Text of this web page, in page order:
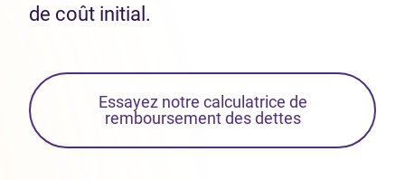
de coût initial.
Essayez notre calculatrice de
remboursement des dettes